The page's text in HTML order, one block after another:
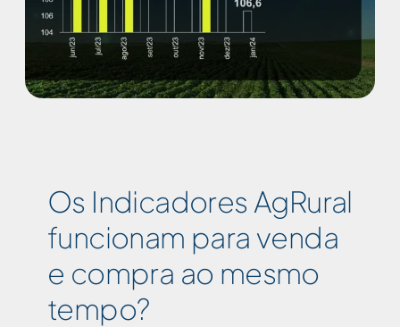
Os Indicadores AgRural
funcionam para venda
e compra ao mesmo
tempo?